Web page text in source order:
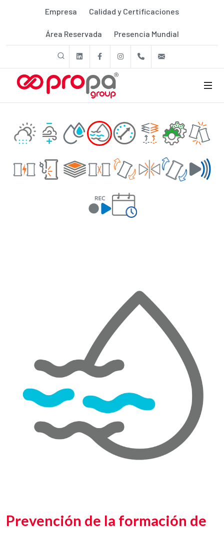
Empresa Calidad y Certificaciones
Área Reservada Presencia Mundial
linkedinFacebookInstagram+39 011 9507788
Prevención de la formación de